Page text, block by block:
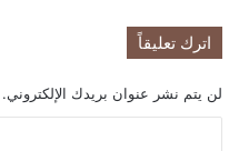
ط
ب
س
"
اترك تعليقاً
لن يتم نشر عنوان بريدك الإلكتروني.